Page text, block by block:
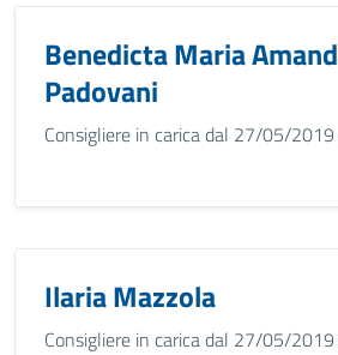
Benedicta Maria
Padovani
Consigliere in carica dal 27/05/
Ilaria Mazzola
Consigliere in carica dal 27/05/